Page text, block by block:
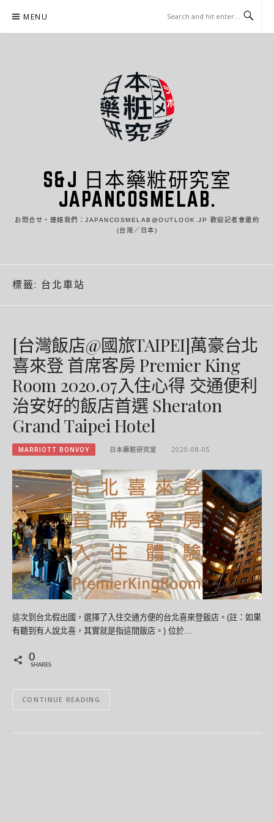
content
MENU
S&J 日本藥粧研究室
JAPANCOSMELAB.
お問合せ・連絡我們：JAPANCOSMELAB@OUTLOOK.JP 歡迎記者會邀約
(台灣／日本)
標籤: 台北車站
[台灣飯店@國旅TAIPEI]萬豪台北
喜來登 首席客房 Premier King
Room 2020.07入住心得 交通便利
治安好的飯店首選 Sheraton
Grand Taipei Hotel
MARRIOTT BONVOY 日本藥粧研究室 2020-08-05
這次到台北假出國，選擇了入住交通方便的台北喜來登飯店。(註：如果
有聽到有人說北喜，其實就是指這間飯店。) 位於…
0
SHARES
CONTINUE READING